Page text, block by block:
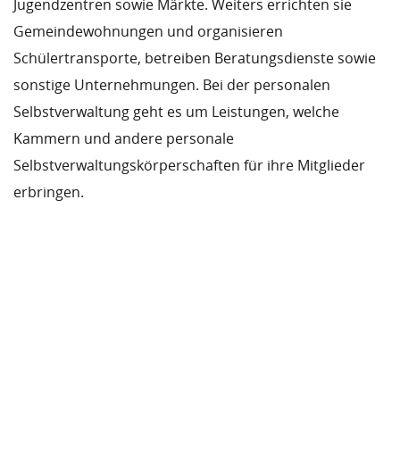
Jugendzentren sowie Märkte. Weiters errichten sie
Gemeindewohnungen und organisieren
Schülertransporte, betreiben Beratungsdienste sowie
sonstige Unternehmungen. Bei der personalen
Selbstverwaltung geht es um Leistungen, welche
Kammern und andere personale
Selbstverwaltungskörperschaften für ihre Mitglieder
erbringen.